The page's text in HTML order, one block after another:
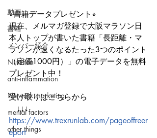
動画
書籍
メンバー紹介
Nutrition
anti-inflammation
Network marketing
mental factors
other things
⭐︎書籍データプレゼント⭐︎
現在、メルマガ登録で大阪マラソン日
本人トップが書いた書籍「長距離・マ
ラソンが速くなるたった3つのポイント
（定価1000円）」の電子データを無料
プレゼント中！
受け取りはこちらから
↓↓↓
https://www.trexrunlab.com/pageoffreer
eport